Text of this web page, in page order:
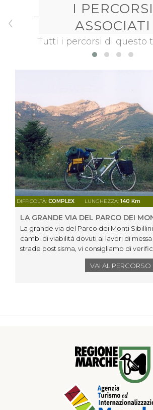
I PERCORSI
ASSOCIATI
Tutti i percorsi di questo
DIFFICOLTÀ: COMPLEX LUNGHEZZA: 140 Km
LA GRANDE VIA DEL PARCO DEI
La grande via del Parco dei Monti
cambi di viabilità dovuti ai lavori di
strade post sisma, vi consigliamo di
delle stesse sulla carta del parco presente
VAI AL PERCORSO
‹